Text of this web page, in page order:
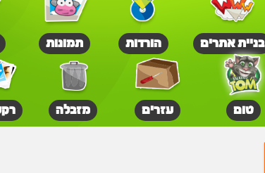
בניית אתרים הורדות תמונות
טום עזרים מזבלה